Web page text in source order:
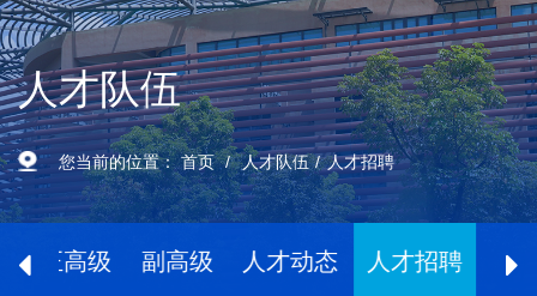
人才队伍
您当前的位置：首页 人才队伍 人才招聘
正高级 副高级 人才动态 人才招聘